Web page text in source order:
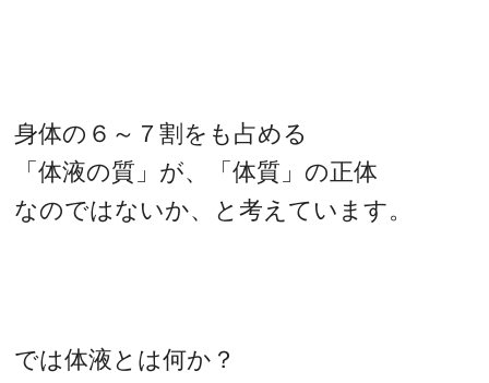
身体の６～７割をも占める
「体液の質」が、「体質」の正体
なのではないか、と考えています。
では体液とは何か？